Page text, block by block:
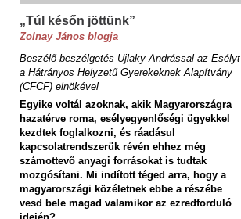
„Túl későn jöttünk”
Zolnay János blogja
Beszélő-beszélgetés Ujlaky Andrással az Esélyt
a Hátrányos Helyzetű Gyerekeknek Alapítvány
(CFCF) elnökével
Egyike voltál azoknak, akik Magyarországra
hazatérve roma, esélyegyenlőségi ügyekkel
kezdtek foglalkozni, és ráadásul
kapcsolatrendszerük révén ehhez még
számottevő anyagi forrásokat is tudtak
mozgósítani. Mi indított téged arra, hogy a
magyarországi közéletnek ebbe a részébe
vesd bele magad valamikor az ezredforduló